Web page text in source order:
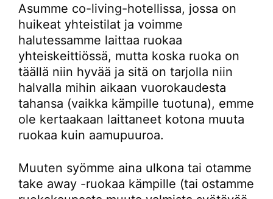
Asumme co-living-hotellissa, jossa on
huikeat yhteistilat ja voimme
halutessamme laittaa ruokaa
yhteiskeittiössä, mutta koska ruoka on
täällä niin hyvää ja sitä on tarjolla niin
halvalla mihin aikaan vuorokaudesta
tahansa (vaikka kämpille tuotuna), emme
ole kertaakaan laittaneet kotona muuta
ruokaa kuin aamupuuroa.
Muuten syömme aina ulkona tai otamme
take away -ruokaa kämpille (tai ostamme